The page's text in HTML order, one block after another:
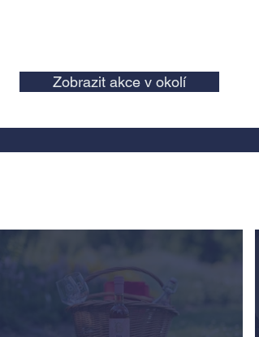
Zobrazit akce v okolí